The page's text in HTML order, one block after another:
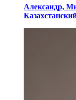
Александр,